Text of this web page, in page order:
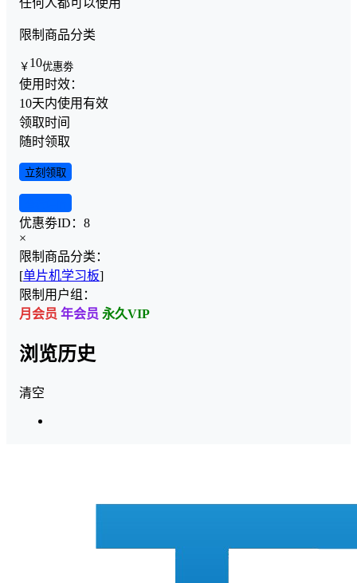
任何人都可以使用
限制商品分类
￥ 10优惠劵
使用时效：
10天内使用有效
领取时间
随时领取
立刻领取
优惠劵ID： 8
×
限制商品分类：
[单片机学习板]
限制用户组：
月会员 年会员 永久VIP
浏览历史
清空